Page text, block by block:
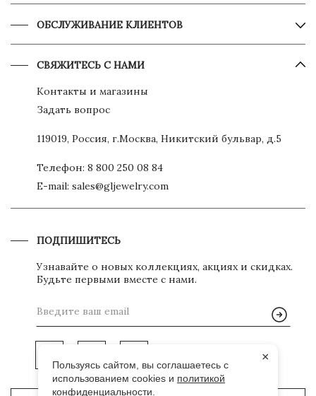
Пользуясь сайтом, вы соглашаетесь с
использованием cookies и политикой
конфиденциальности
×
ОБСЛУЖИВАНИЕ КЛИЕНТОВ
СВЯЖИТЕСЬ С НАМИ
Контакты и магазины
Задать вопрос
119019, Россия, г.Москва, Никитский бульвар, д.5
Телефон: 8 800 250 08 84
E-mail: sales@gljewelry.com
ПОДПИШИТЕСЬ
Узнавайте о новых коллекциях, акциях и скидках.
Будьте первыми вместе с нами.